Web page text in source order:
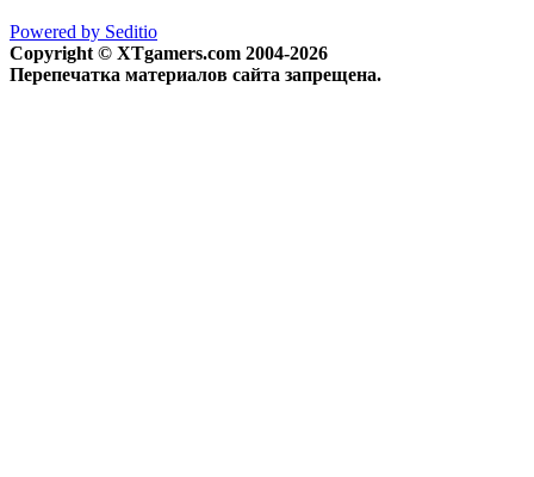
Powered by Seditio
Copyright © XTgamers.com 2004-2026
Перепечатка материалов сайта запрещена.